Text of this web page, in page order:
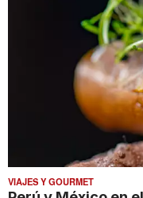
VIAJES Y GOURMET